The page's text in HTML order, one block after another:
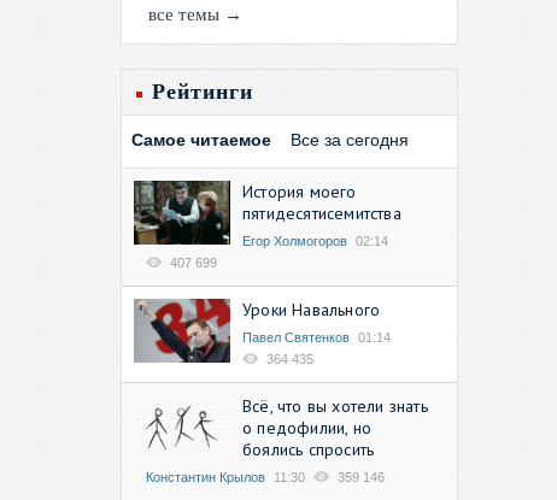
все темы →
Рейтинги
Самое читаемое Все за сегодня
История моего
пятидесятисемитства
Егор Холмогоров 02:14
407 699
Уроки Навального
Павел Святенков 01:14
364 435
Всё, что вы хотели знать
о педофилии, но
боялись спросить
Константин Крылов 11:30 359 146